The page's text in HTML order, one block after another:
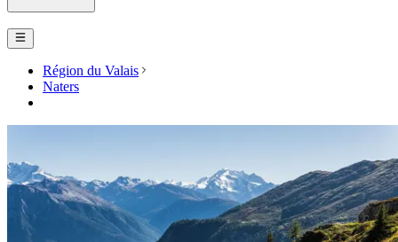
Région du Valais
Naters